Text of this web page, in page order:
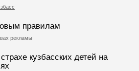
правилам
рекламы
кузбасских детей на